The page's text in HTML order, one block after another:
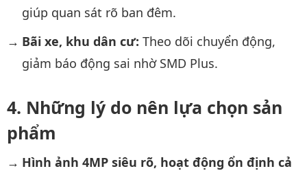
giúp quan sát rõ ban đêm.
Bãi xe, khu dân cư: Theo dõi chuyển động,
giảm báo động sai nhờ SMD Plus.
Những lý do nên lựa chọn sản
phẩm
Hình ảnh 4MP siêu rõ, hoạt động ổn định cả